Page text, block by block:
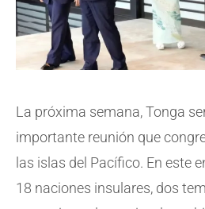
La próxima semana, Tonga
importante reunión que
las islas del Pacífico. En este
18 naciones insulares, dos